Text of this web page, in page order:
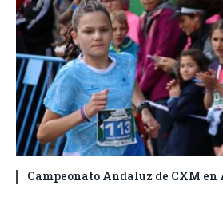
Campeonato Andaluz de CXM